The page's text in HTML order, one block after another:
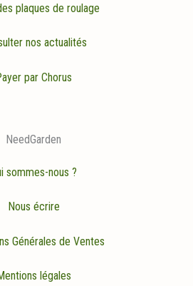
plaques de roulage
nos actualités
par Chorus
NeedGarden
sommes-nous ?
Nous écrire
Générales de Ventes
légales